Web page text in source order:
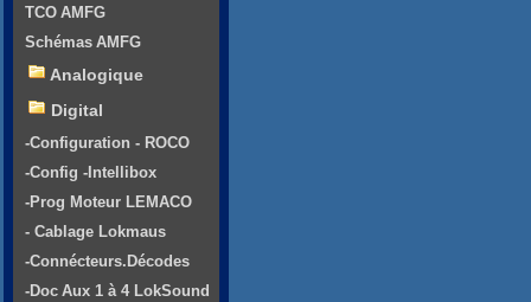
TCO AMFG
Schémas AMFG
Analogique
Digital
-Configuration - ROCO
-Config -Intellibox
-Prog Moteur LEMACO
- Cablage Lokmaus
-Connécteurs.Décodes
-Doc Aux 1 à 4 LokSound